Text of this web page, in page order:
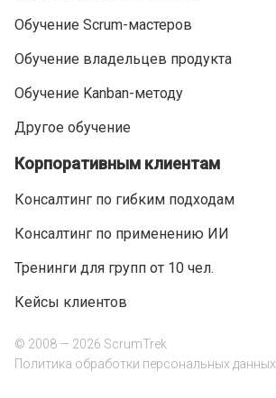
Обучение Scrum-мастеров
Обучение владельцев продукта
Обучение Kanban-методу
Другое обучение
Корпоративным клиентам
Консалтинг по гибким подходам
Консалтинг по применению ИИ
Тренинги для групп от 10 чел.
Кейсы клиентов
© 2008 — 2026 ScrumTrek
Политика обработки персональных данных